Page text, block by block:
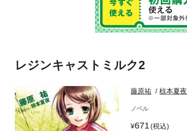
レジンキャストミルク2
藤原祐 椋本夏夜
ノベル
671(税込)